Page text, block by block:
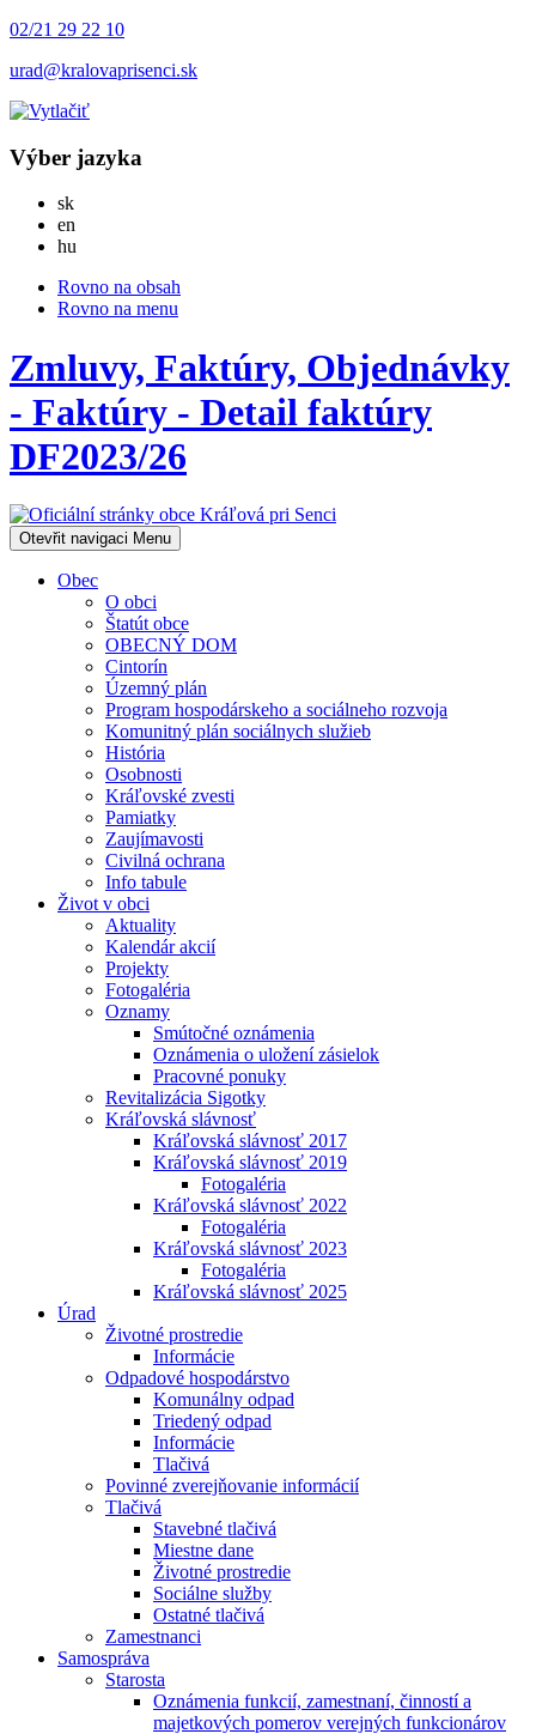
02/21 29 22 10
urad@kralovaprisenci.sk
Výber jazyka
skSlovensky
en
hu
Rovno na obsah
Rovno na menu
Zmluvy, Faktúry, Objednávky
- Faktúry - Detail faktúry
DF2023/26
Otevřit navigaci Menu
Obec
O obci
Štatút obce
OBECNÝ DOM
Cintorín
Územný plán
Program hospodárskeho a sociálneho rozvoja
Komunitný plán sociálnych služieb
História
Osobnosti
Kráľovské zvesti
Pamiatky
Zaujímavosti
Civilná ochrana
Info tabule
Život v obci
Aktuality
Kalendár akcií
Projekty
Fotogaléria
Oznamy
Smútočné oznámenia
Oznámenia o uložení zásielok
Pracovné ponuky
Revitalizácia Sigotky
Kráľovská slávnosť
Kráľovská slávnosť 2017
Kráľovská slávnosť 2019
Fotogaléria
Kráľovská slávnosť 2022
Fotogaléria
Kráľovská slávnosť 2023
Fotogaléria
Kráľovská slávnosť 2025
Úrad
Životné prostredie
Informácie
Odpadové hospodárstvo
Komunálny odpad
Triedený odpad
Informácie
Tlačivá
Povinné zverejňovanie informácií
Tlačivá
Stavebné tlačivá
Miestne dane
Životné prostredie
Sociálne služby
Ostatné tlačivá
Zamestnanci
Samospráva
Starosta
Oznámenia funkcií, zamestnaní, činností a
majetkových pomerov verejných funkcionárov